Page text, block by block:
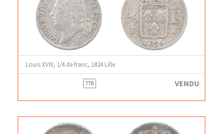
Louis XVIII, 1/4 de franc, 1824 Lille
TTB VENDU